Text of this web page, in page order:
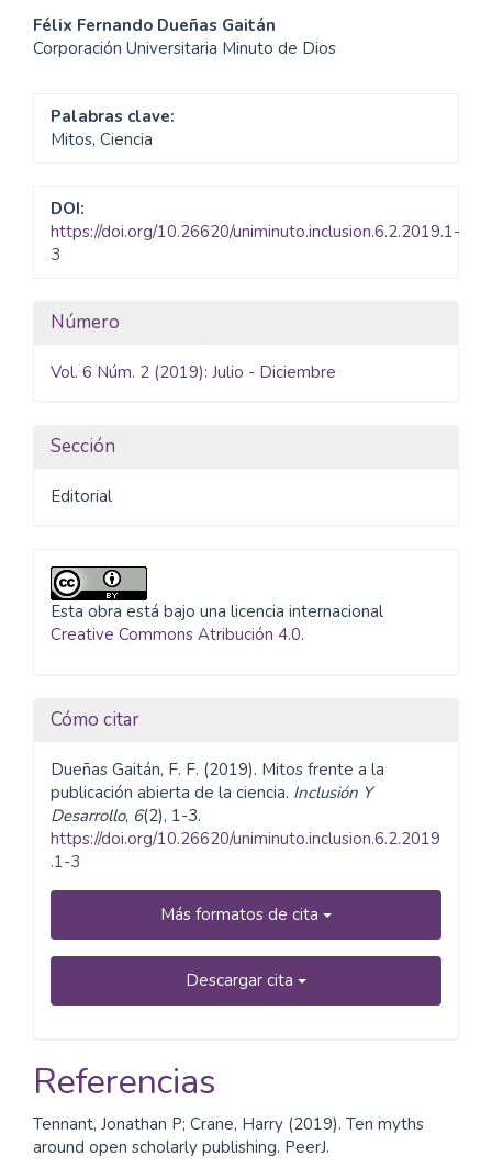
Contenido
principal
del
artículo
Félix Fernando Dueñas Gaitán
Corporación Universitaria Minuto de Dios
Palabras clave:
Mitos, Ciencia
DOI:
https://doi.org/10.26620/uniminuto.inclusion.6.2.2019.1-
3
Detalles
del
Número
Vol. 6 Núm. 2 (2019): Julio - Diciembre
Sección
Editorial
Esta obra está bajo una licencia internacional
Creative Commons Atribución 4.0.
Cómo citar
Dueñas Gaitán, F. F. (2019). Mitos frente a la
publicación abierta de la ciencia. Inclusión Y
Desarrollo, 6(2), 1-3.
https://doi.org/10.26620/uniminuto.inclusion.6.2.2019
.1-3
Más formatos de cita
Descargar cita
Referencias
Tennant, Jonathan P; Crane, Harry (2019). Ten myths
around open scholarly publishing. PeerJ.